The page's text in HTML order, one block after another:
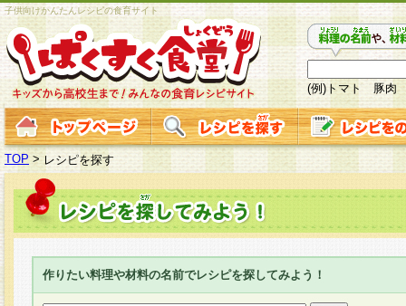
子供向けかんたんレシピの食育サイト
(例)トマト 豚肉
TOP > レシピを探す
作りたい料理や材料の名前でレシピを探してみよう！